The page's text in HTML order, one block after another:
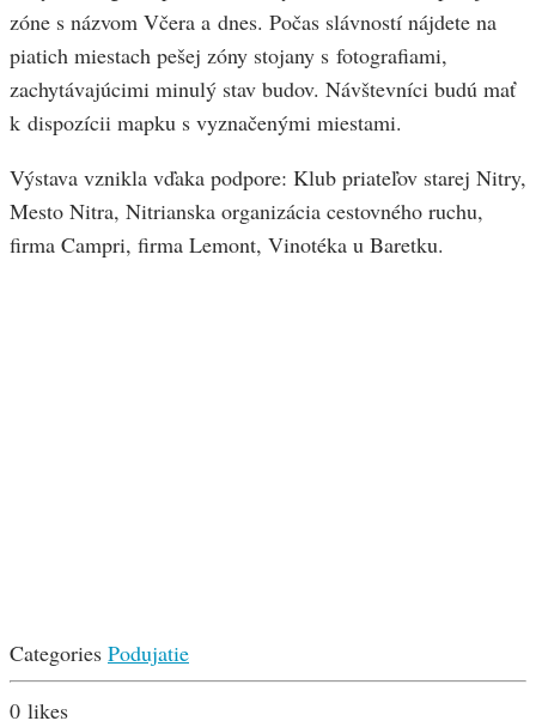
zóne s názvom Včera a dnes. Počas slávností nájdete na
piatich miestach pešej zóny stojany s fotografiami,
zachytávajúcimi minulý stav budov. Návštevníci budú mať
k dispozícii mapku s vyznačenými miestami.
Výstava vznikla vďaka podpore: Klub priateľov starej Nitry,
Mesto Nitra, Nitrianska organizácia cestovného ruchu,
firma Campri, firma Lemont, Vinotéka u Baretku.
Categories Podujatie
0 likes